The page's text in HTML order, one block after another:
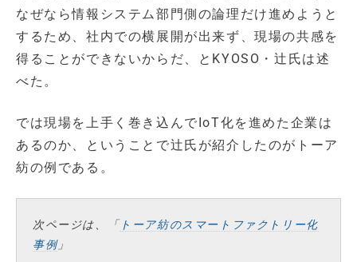
なぜなら情報システム部門側の論理だけ進めようと
するため、社内での横展開が出来ず、現場の共感を
得ることができないからだ、とKYOSO・辻氏は述
べた。
では現場を上手く巻き込んでIoT化を進めた企業は
あるのか、ということで辻氏が紹介したのがトーア
紡の例である。
次ページは、「トーア紡のスマートファクトリー化
事例」